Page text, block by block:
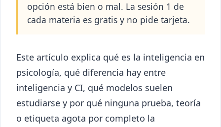
opción está bien o mal. La sesión 1 de
cada materia es gratis y no pide tarjeta.
Este artículo explica qué es la inteligencia en
psicología, qué diferencia hay entre
inteligencia y CI, qué modelos suelen
estudiarse y por qué ninguna prueba, teoría
o etiqueta agota por completo la